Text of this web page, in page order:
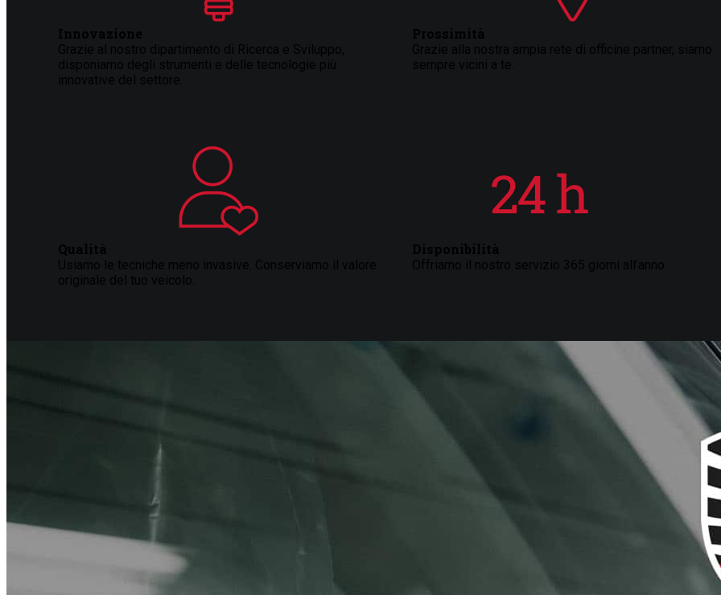
Innovazione
Grazie al nostro dipartimento di Ricerca e Sviluppo,
disponiamo degli strumenti e delle tecnologie più
innovative del settore.
Prossimità
Grazie alla nostra ampia rete di officine partner, siamo
sempre vicini a te.
Qualità
Usiamo le tecniche meno invasive. Conserviamo il valore
originale del tuo veicolo.
Disponibilità
Offriamo il nostro servizio 365 giorni all’anno.